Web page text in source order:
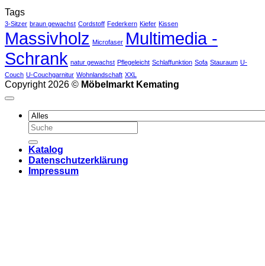
Tags
3-Sitzer braun gewachst Cordstoff Federkern Kiefer Kissen
Massivholz Microfaser Multimedia -
Schrank natur gewachst Pflegeleicht Schlaffunktion Sofa Stauraum U-
Couch U-Couchgarnitur Wohnlandschaft XXL
Copyright 2026 © Möbelmarkt Kemating
Suchen
nach:
Katalog
Datenschutzerklärung
Impressum